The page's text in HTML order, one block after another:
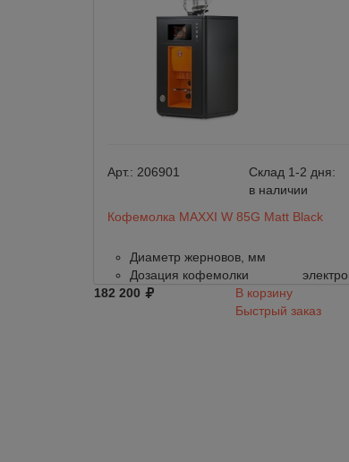
Арт.: 206901
Склад 1-2 дня:
в наличии
Кофемолка MAXXI W 85G Matt Black
Диаметр жерновов, мм
Дозация кофемолки
182 200
В корзину
Быстрый заказ